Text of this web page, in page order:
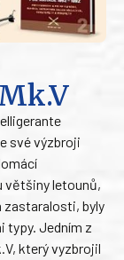
své výzbroji
většiny letounů,
zastaralosti, byly
typy. Jedním z
který vyzbrojil